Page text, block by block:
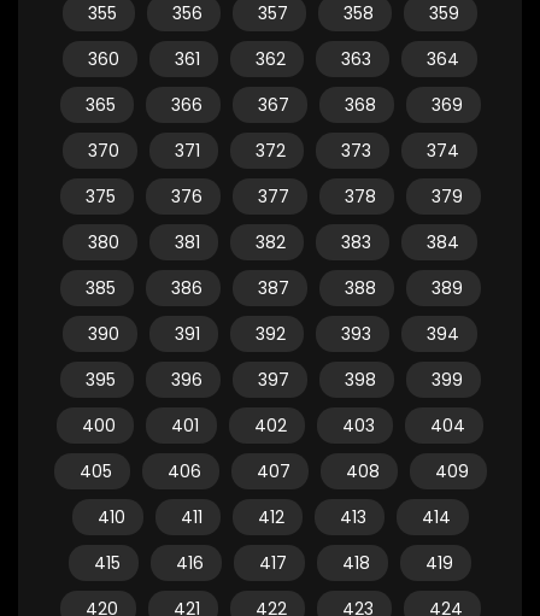
355
356 357 358
359
360
361 362 363
364
365
366 367 368
369
370
371 372 373
374
375
376 377 378
379
380
381 382 383
384
385
386 387 388
389
390
391 392 393
394
395
396 397 398
399
400
401 402 403
404
405
406 407 408
409
410
411 412 413
414
415
416 417 418
419
420
421 422 423 424